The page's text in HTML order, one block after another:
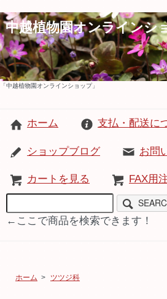
中越植物園オンラインシ
「中越植物園オンラインショップ」
ホーム 支払・配送に
ショップブログ お問
カートを見る FAX用
←ここで商品を検索できます！
ホーム > ツツジ科